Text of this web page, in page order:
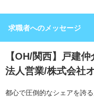
求職者へのメッセージ
【OH/関西】戸建
法人営業/株式会社
都心で圧倒的なシェアを誇